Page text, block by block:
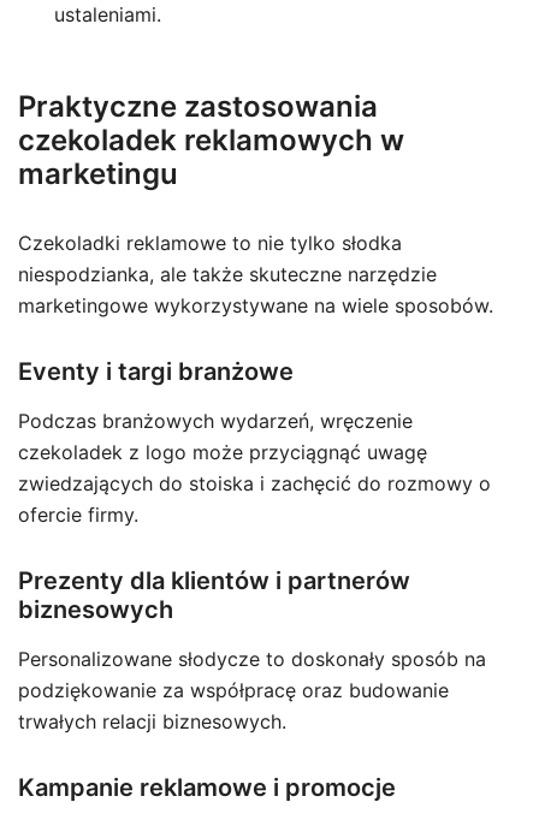
ustaleniami.
Praktyczne zastosowania
czekoladek reklamowych w
marketingu
Czekoladki reklamowe to nie tylko słodka
niespodzianka, ale także skuteczne narzędzie
marketingowe wykorzystywane na wiele sposobów.
Eventy i targi branżowe
Podczas branżowych wydarzeń, wręczenie
czekoladek z logo może przyciągnąć uwagę
zwiedzających do stoiska i zachęcić do rozmowy o
ofercie firmy.
Prezenty dla klientów i partnerów
biznesowych
Personalizowane słodycze to doskonały sposób na
podziękowanie za współpracę oraz budowanie
trwałych relacji biznesowych.
Kampanie reklamowe i promocje